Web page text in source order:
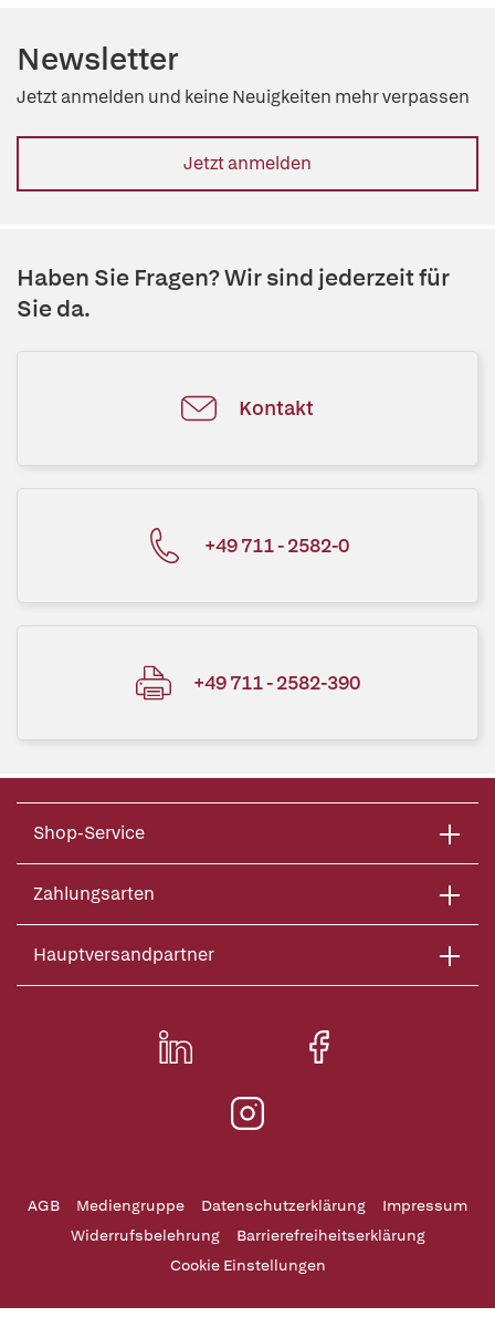
Newsletter
Jetzt anmelden und keine Neuigkeiten mehr verpassen
Jetzt anmelden
Haben Sie Fragen? Wir sind jederzeit für
Sie da.
Kontakt
+49 711 - 2582-0
+49 711 - 2582-390
Shop-Service
Zahlungsarten
Hauptversandpartner
AGB Mediengruppe Datenschutzerklärung
Impressum
Widerrufsbelehrung
Barrierefreiheitserklärung
Cookie Einstellungen